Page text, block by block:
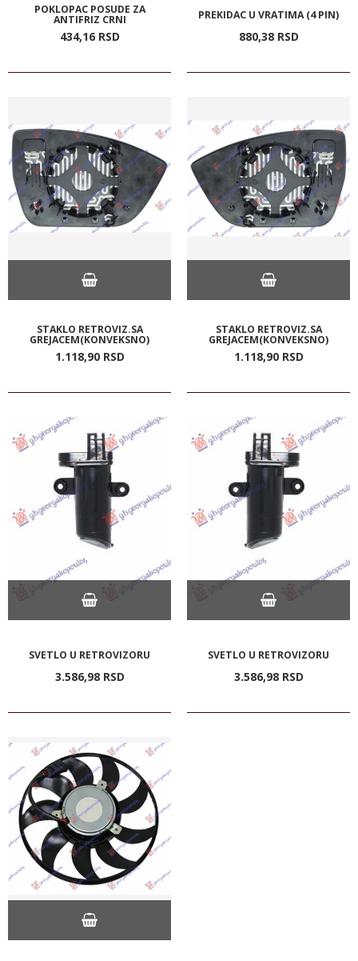
POKLOPAC POSUDE ZA
ANTIFRIZ CRNI
434,16 RSD
PREKIDAC U VRATIMA (4 PIN)
880,38 RSD
STAKLO RETROVIZ.SA
GREJACEM(KONVEKSNO)
1.118,90 RSD
STAKLO RETROVIZ.SA
GREJACEM(KONVEKSNO)
1.118,90 RSD
SVETLO U RETROVIZORU
3.586,98 RSD
SVETLO U RETROVIZORU
3.586,98 RSD